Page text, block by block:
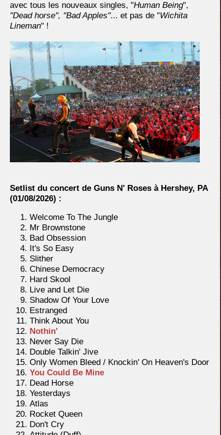
avec tous les nouveaux singles, "Human Being",
"Dead horse", "Bad Apples"... et pas de "Wichita
Lineman" !
Setlist du concert de Guns N' Roses à Hershey, PA
(01/08/2026) :
Welcome To The Jungle
Mr Brownstone
Bad Obsession
It's So Easy
Slither
Chinese Democracy
Hard Skool
Live and Let Die
Shadow Of Your Love
Estranged
Think About You
Nothin'
Never Say Die
Double Talkin' Jive
Only Women Bleed / Knockin' On Heaven's Door
You Could Be Mine
Dead Horse
Yesterdays
Atlas
Rocket Queen
Don't Cry